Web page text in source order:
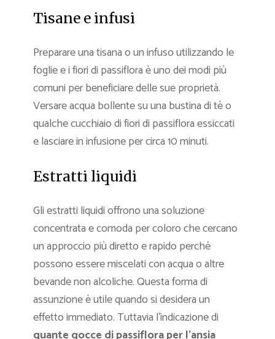
Tisane e infusi
Preparare una tisana o un infuso utilizzando le
foglie e i fiori di passiflora è uno dei modi più
comuni per beneficiare delle sue proprietà.
Versare acqua bollente su una bustina di tè o
qualche cucchiaio di fiori di passiflora essiccati
e lasciare in infusione per circa 10 minuti.
Estratti liquidi
Gli estratti liquidi offrono una soluzione
concentrata e comoda per coloro che cercano
un approccio più diretto e rapido perché
possono essere miscelati con acqua o altre
bevande non alcoliche. Questa forma di
assunzione è utile quando si desidera un
effetto immediato. Tuttavia l’indicazione di